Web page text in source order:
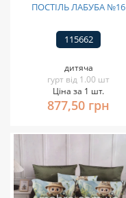
ПОСТІЛЬ ЛАБУБА №16
115662
дитяча
гурт від 1.00 шт
Ціна за 1 шт.
877,50 грн